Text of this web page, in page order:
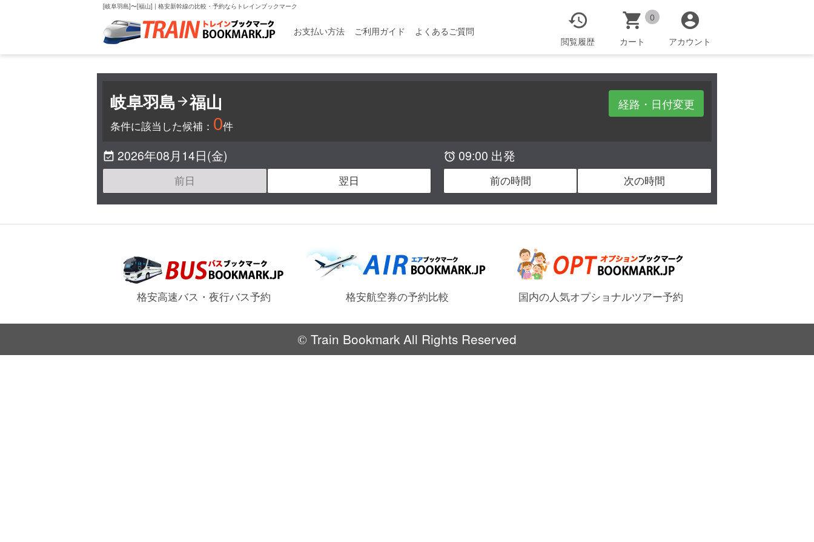
[岐阜羽島]〜[福山] | 格安新幹線の比較・予約ならトレインブックマーク
お支払い方法 ご利用ガイド よくあるご質問 
閲覧履歴
0

カート

アカウント
経路・日付変更
岐阜羽島 福山
条件に該当した候補： 0件
 2026年08月14日(金)
前日 翌日
 09:00 出発
前の時間 次の時間
格安高速バス・夜行バス予約 格安航空券の予約比較 国内の人気オプショナルツアー予約
© Train Bookmark All Rights Reserved